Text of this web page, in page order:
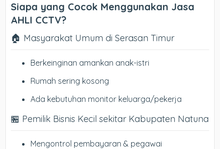
Siapa yang Cocok Menggunakan Jasa
AHLI CCTV?
🏠 Masyarakat Umum di Serasan Timur
Berkeinginan amankan anak-istri
Rumah sering kosong
Ada kebutuhan monitor keluarga/pekerja
🏪 Pemilik Bisnis Kecil sekitar Kabupaten Natuna
Mengontrol pembayaran & pegawai